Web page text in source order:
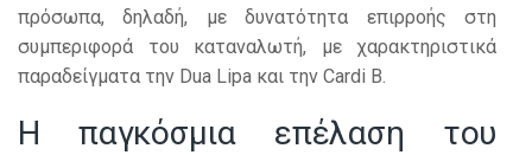
πρόσωπα, δηλαδή, με δυνατότητα επιρροής στη
συμπεριφορά του καταναλωτή, με χαρακτηριστικά
παραδείγματα την Dua Lipa και την Cardi B.
Η παγκόσμια επέλαση του